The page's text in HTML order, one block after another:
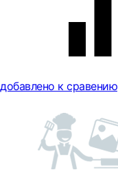
добавлено к сравению